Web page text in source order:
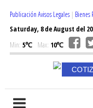
Publicación Avisos Legales | Bienes
Saturday, 8 de August del
Min: 5℃ Max: 10℃